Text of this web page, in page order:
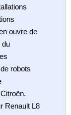
ouvre de
du
robots
Renault L8